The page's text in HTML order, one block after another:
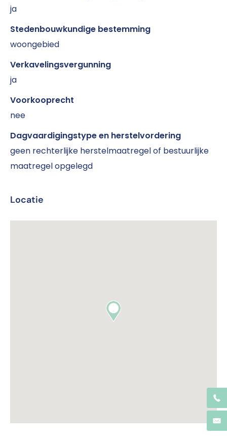
ja
Stedenbouwkundige bestemming
woongebied
Verkavelingsvergunning
ja
Voorkooprecht
nee
Dagvaardigingstype en herstelvordering
geen rechterlijke herstelmaatregel of bestuurlijke
maatregel opgelegd
Locatie